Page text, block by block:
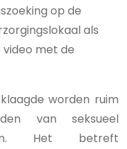
op de
als
met de
worden ruim
van seksueel
Het betreft